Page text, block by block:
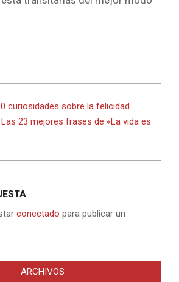
curiosidades sobre la felicidad
Las 23 mejores frases de «La vida es
conectado para publicar un
ARCHIVOS